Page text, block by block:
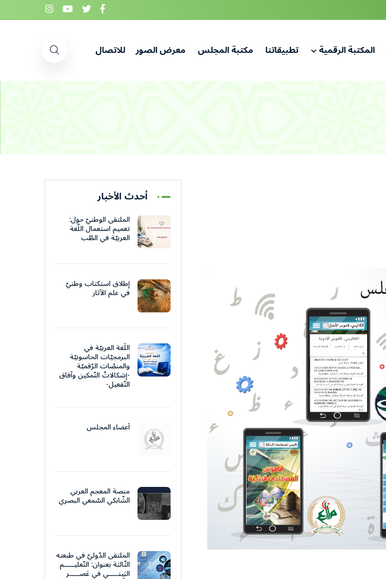
المكتبة الرقمية تطبيقاتنا مكتبة المجلس معرض الصور للاتصال
أحدث الأخبار
الملتقى الوطنيّ حول:
تعميم استعمال اللّغة
العربيّة في الطّب
إطلاق استكتاب وطنيّ
في علم الآثار
اللّغة العربيّة في
البرمجيّات الحاسوبيّة
والمنصّات الرّقميّة
-إشكالاتُ التّمكين وآفاق
التّفعيل-
أعضاء المجلس
منصة المعجم العربي
الشّابكي السّمعي البصري
الملتقى الدّوليّ في طبعته
الثّالثة بعنوان: التّعليـــــم
البَينـــــي في عَصـــــر